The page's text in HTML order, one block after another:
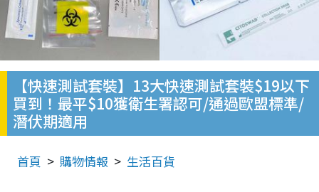
【快速測試套裝】13大快速測試套裝$19以下
買到！最平$10獲衛生署認可/通過歐盟標準/
潛伏期適用
首頁 購物情報 生活百貨